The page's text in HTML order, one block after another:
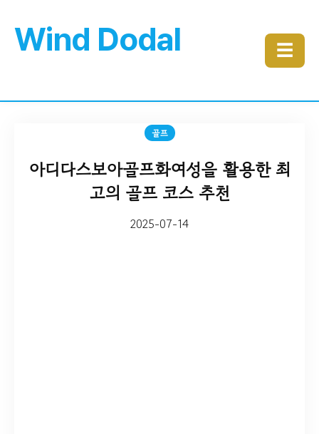
Wind Dodal ☰
골프
아디다스보아골프화여성을 활용한 최
고의 골프 코스 추천
2025-07-14